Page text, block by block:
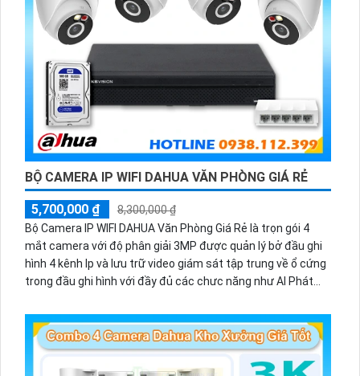
BỘ CAMERA IP WIFI DAHUA VĂN PHÒNG GIÁ RẺ
5,700,000 ₫
8,300,000 ₫
Bộ Camera IP WIFI DAHUA Văn Phòng Giá Rẻ là trọn gói 4
mắt camera với độ phân giải 3MP được quản lý bở đầu ghi
hình 4 kênh Ip và lưu trữ video giám sát tập trung về ổ cứng
trong đầu ghi hình với đầy đủ các chưc năng như AI Phát
có màu vào ban đêm